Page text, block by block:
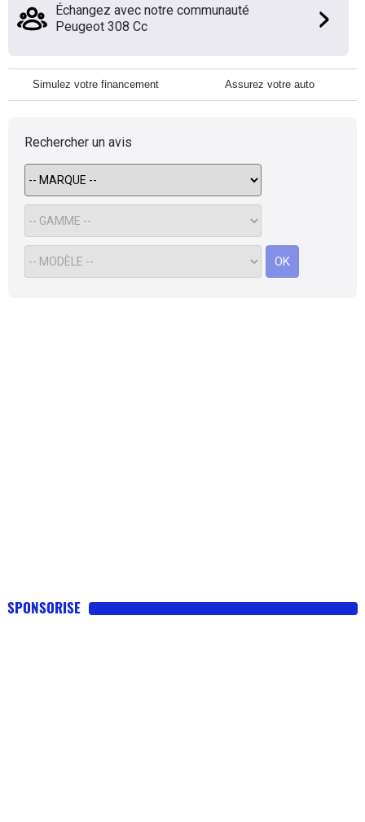
Échangez avec notre communauté
Peugeot 308 Cc
Simulez votre financement Assurez votre auto
Rechercher un avis
OK
SPONSORISE